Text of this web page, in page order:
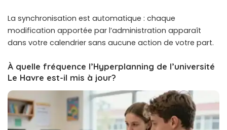
La synchronisation est automatique : chaque
modification apportée par l’administration apparaît
dans votre calendrier sans aucune action de votre part.
À quelle fréquence l’Hyperplanning de l’université
Le Havre est-il mis à jour?